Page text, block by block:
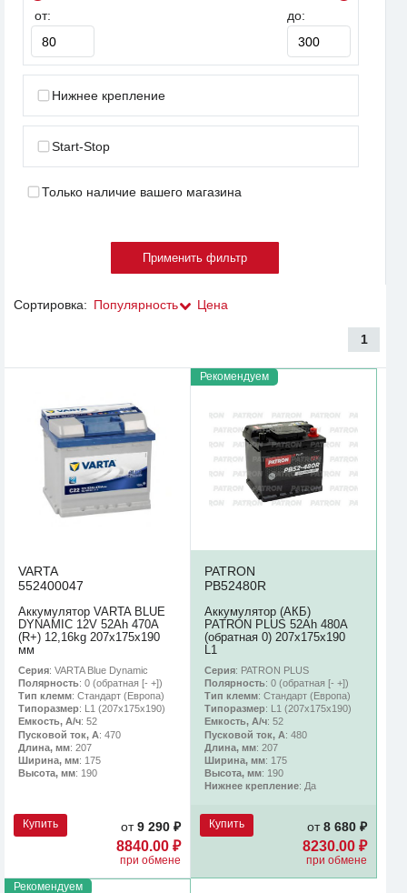
от: до:
Нижнее крепление
Start-Stop
Только наличие вашего магазина
Сортировка: Популярность Цена
1
VARTA
552400047
Аккумулятор VARTA BLUE
DYNAMIC 12V 52Ah 470A
(R+) 12,16kg 207x175x190
мм
Серия: VARTA Blue Dynamic
Полярность: 0 (обратная [- +])
Тип клемм: Стандарт (Европа)
Типоразмер: L1 (207x175x190)
Емкость, А/ч: 52
Пусковой ток, А: 470
Длина, мм: 207
Ширина, мм: 175
Высота, мм: 190
Купить от9 290 ₽
8840.00 ₽
при обмене
Рекомендуем
PATRON
PB52480R
Аккумулятор (АКБ)
PATRON PLUS 52Ah 480A
(обратная 0) 207x175x190
L1
Серия: PATRON PLUS
Полярность: 0 (обратная [- +])
Тип клемм: Стандарт (Европа)
Типоразмер: L1 (207x175x190)
Емкость, А/ч: 52
Пусковой ток, А: 480
Длина, мм: 207
Ширина, мм: 175
Высота, мм: 190
Нижнее крепление: Да
Купить от8 680 ₽
8230.00 ₽
при обмене
Рекомендуем